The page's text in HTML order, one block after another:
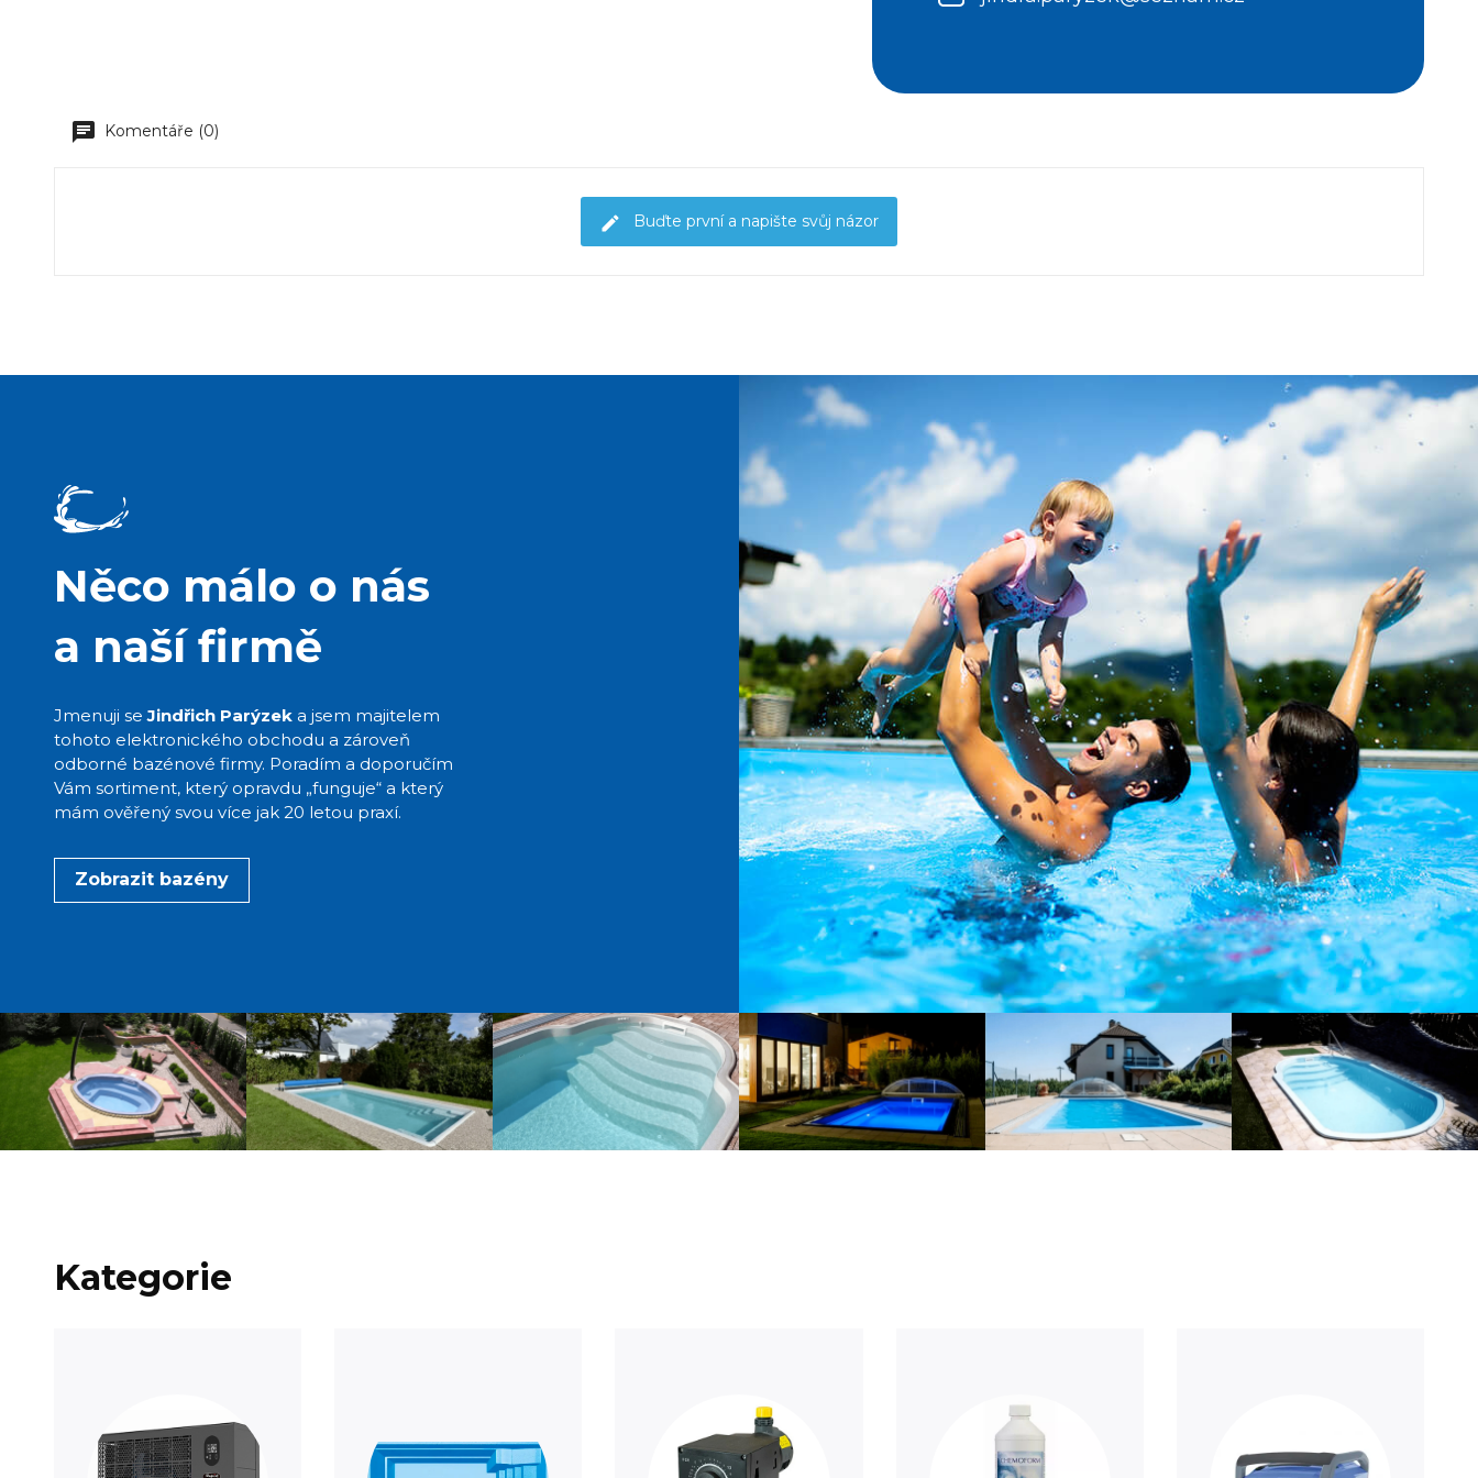
Komentáře (0)
Buďte první a napište svůj názor
Něco málo o nás
a naší firmě
Jmenuji seJindřich Parýzeka jsem majitelem
tohoto elektronického obchodu a zároveň
odborné bazénové firmy. Poradím a doporučím
Vám sortiment, který opravdu „funguje“ a který
mám ověřený svou více jak 20 letou praxí.
Zobrazit bazény
Kategorie